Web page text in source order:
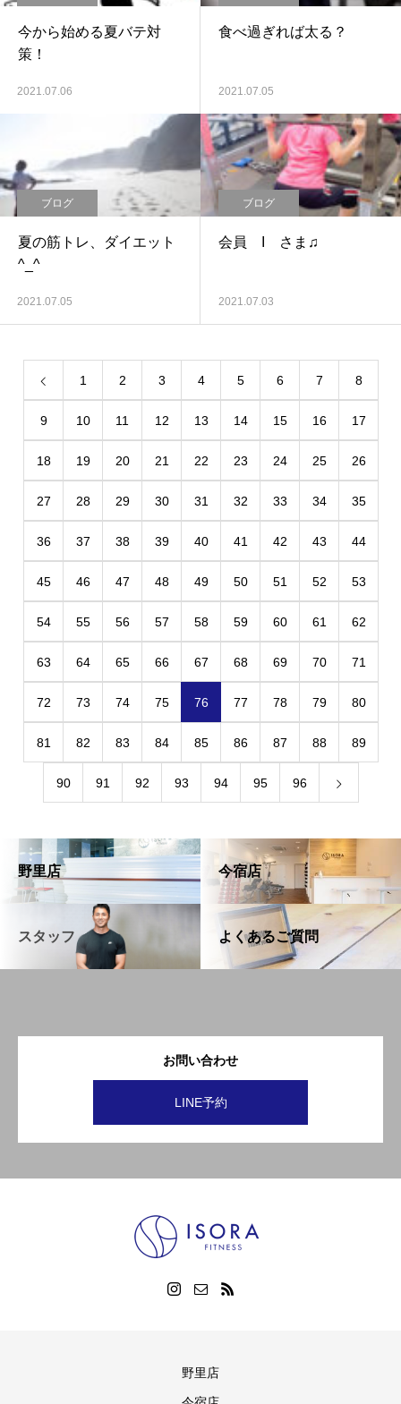
今から始める夏バテ対
策！
2021.07.06
食べ過ぎれば太る？
2021.07.05
ブログ
夏の筋トレ、ダイエット
^_^
2021.07.05
ブログ
会員 I さま♫
2021.07.03
1 2 3 4 5 6 7 8
9 10 11 12 13 14 15 16 17
18 19 20 21 22 23 24 25 26
27 28 29 30 31 32 33 34 35
36 37 38 39 40 41 42 43 44
45 46 47 48 49 50 51 52 53
54 55 56 57 58 59 60 61 62
63 64 65 66 67 68 69 70 71
72 73 74 75 76 77 78 79 80
81 82 83 84 85 86 87 88 89
90 91 92 93 94 95 96
野里店 今宿店
スタッフ よくあるご質問
お問い合わせ
LINE予約
野里店